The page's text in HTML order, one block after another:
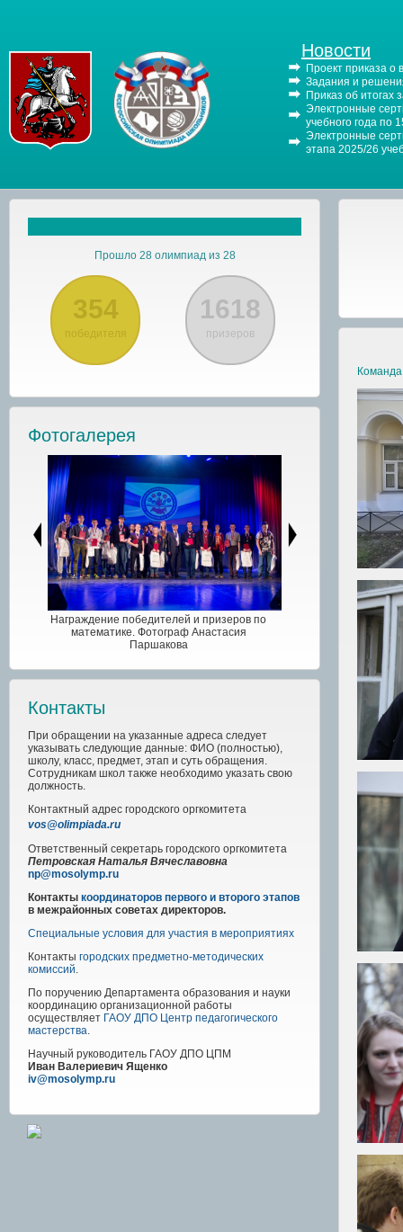
Новости
Проект приказа о
Задания и
Приказ об итогах
Электронные
учебного года по
Электронные
этапа 2025/26
Прошло 28 олимпиад из 28
354
победителя
1618
призеров
Фотогалерея
Награждение победителей и призеров по
математике. Фотограф Анастасия
Паршакова
Контакты
При обращении на указанные адреса следует
указывать следующие данные: ФИО (полностью),
школу, класс, предмет, этап и суть обращения.
Сотрудникам школ также необходимо указать свою
должность.
Контактный адрес городского оргкомитета
vos@olimpiada.ru
Ответственный секретарь городского оргкомитета
Петровская Наталья Вячеславовна
np@mosolymp.ru
Контакты координаторов первого и второго этапов
в межрайонных советах директоров.
Специальные условия для участия в мероприятиях
Контакты городских предметно-методических
комиссий.
По поручению Департамента образования и науки
координацию организационной работы
осуществляет ГАОУ ДПО Центр педагогического
мастерства.
Научный руководитель ГАОУ ДПО ЦПМ
Иван Валериевич Ященко
iv@mosolymp.ru